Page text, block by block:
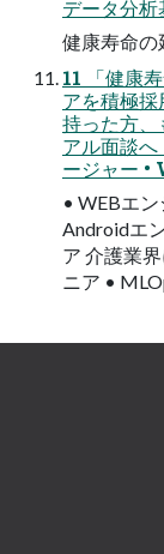
データ分析
健康寿命の
11 「健康
アを積極
持った方、
アル面談
ージャー
• WEBエ
Androidエ
ア 介護業
ニア •